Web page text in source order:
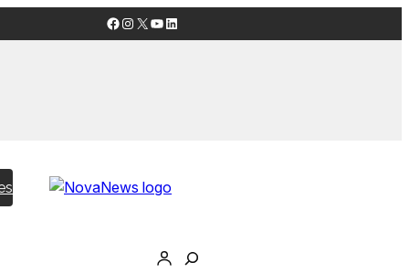
Facebook
Instagram
X YouTube
LinkedIn